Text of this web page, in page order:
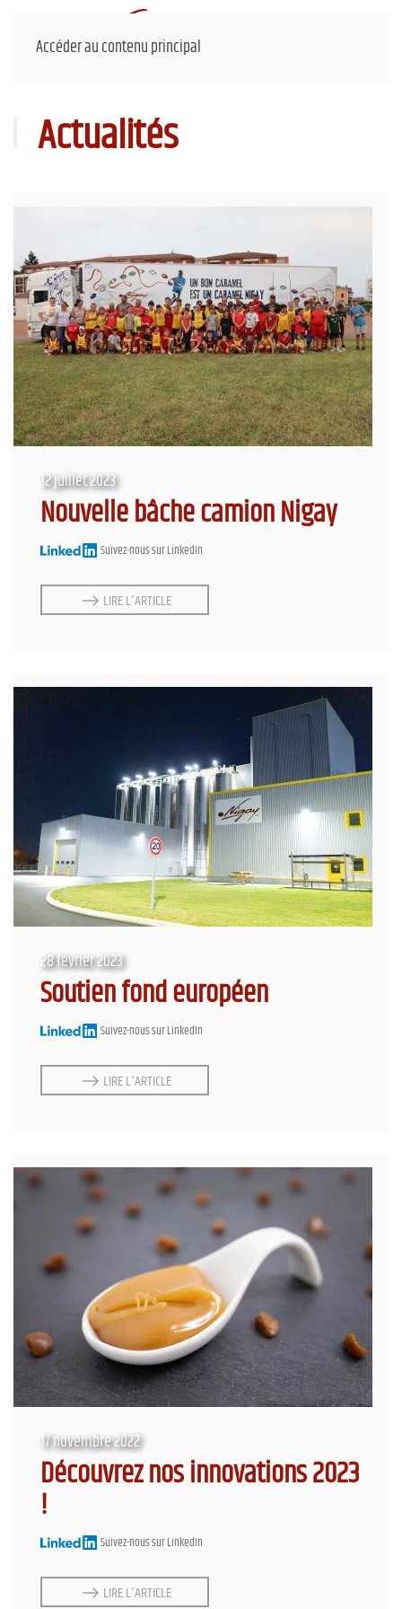
Accéder au contenu principal
Actualités
12 juillet 2023
Nouvelle bâche camion Nigay
Suivez-nous sur LinkedIn
LIRE L'ARTICLE
28 février 2023
Soutien fond européen
Suivez-nous sur LinkedIn
LIRE L'ARTICLE
17 novembre 2022
Découvrez nos innovations 2023
!
Suivez-nous sur LinkedIn
LIRE L'ARTICLE